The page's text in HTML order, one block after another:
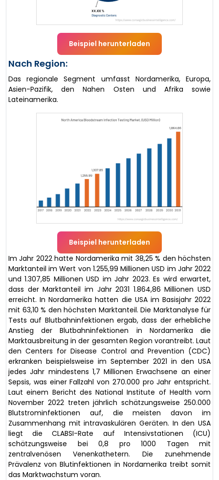
Beispiel herunterladen
Nach Region:
Das regionale Segment umfasst Nordamerika, Europa,
Asien-Pazifik, den Nahen Osten und Afrika sowie
Lateinamerika.
Beispiel herunterladen
Im Jahr 2022 hatte Nordamerika mit 38,25 % den höchsten
Marktanteil im Wert von 1.255,99 Millionen USD im Jahr 2022
und 1.307,85 Millionen USD im Jahr 2023. Es wird erwartet,
dass der Marktanteil im Jahr 2031 1.864,86 Millionen USD
erreicht. In Nordamerika hatten die USA im Basisjahr 2022
mit 63,10 % den höchsten Marktanteil. Die Marktanalyse für
Tests auf Blutbahninfektionen ergab, dass der erhebliche
Anstieg der Blutbahninfektionen in Nordamerika die
Marktausbreitung in der gesamten Region vorantreibt. Laut
den Centers for Disease Control and Prevention (CDC)
erkranken beispielsweise im September 2021 in den USA
jedes Jahr mindestens 1,7 Millionen Erwachsene an einer
Sepsis, was einer Fallzahl von 270.000 pro Jahr entspricht.
Laut einem Bericht des National Institute of Health vom
November 2022 treten jährlich schätzungsweise 250.000
Blutstrominfektionen auf, die meisten davon im
Zusammenhang mit intravaskulären Geräten. In den USA
liegt die CLABSI-Rate auf Intensivstationen (ICU)
schätzungsweise bei 0,8 pro 1000 Tagen mit
zentralvenösen Venenkathetern. Die zunehmende
Prävalenz von Blutinfektionen in Nordamerika treibt somit
das Marktwachstum voran.